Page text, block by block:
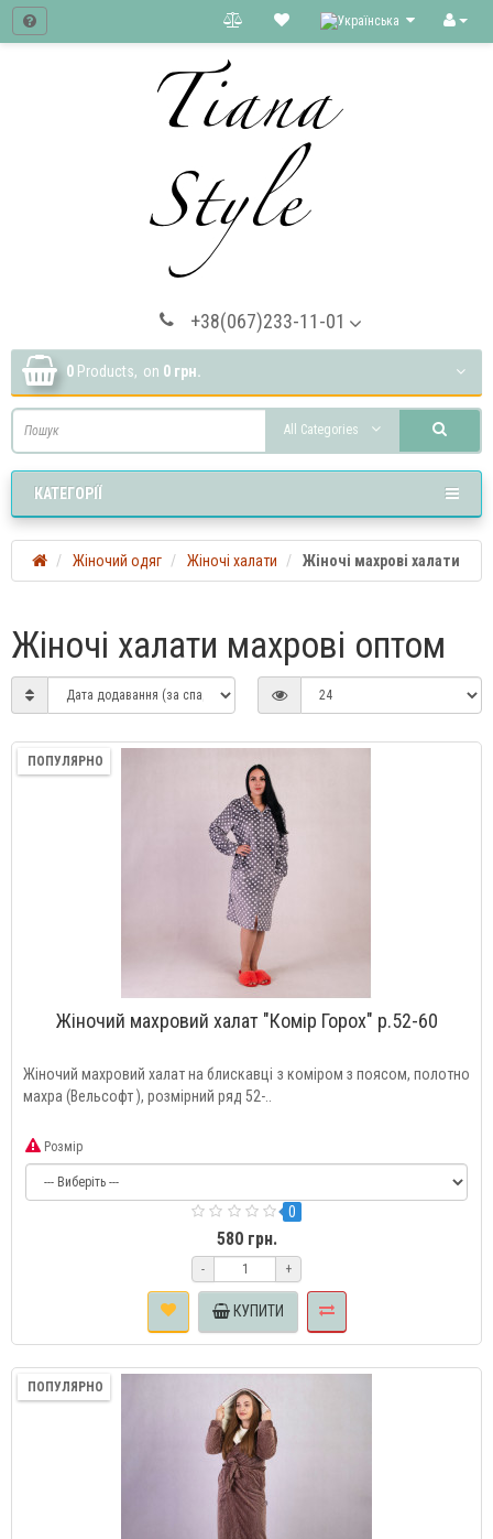
+38(067)233-11-01
0 Products, on 0 грн.
All Categories
КАТЕГОРІЇ
Жіночий одяг Жіночі халати Жіночі махрові халати
Жіночі халати махрові оптом
ПОПУЛЯРНО
Жіночий махровий халат "Комір Горох" р.52-60
Жіночий махровий халат на блискавці з коміром з поясом, полотно
махра (Вельсофт ), розмірний ряд 52-..
Розмір
0
580 грн.
- +
КУПИТИ
ПОПУЛЯРНО